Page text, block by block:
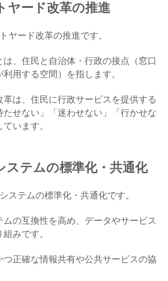
ード改革の推進
ヤード改革の推進です。
、住民と自治体・行政の接点（窓口
用する空間）を指します。
は、住民に行政サービスを提供する
たせない」「迷わせない」「行かせな
います。
テムの標準化・共通化
ステムの標準化・共通化です。
の互換性を高め、データやサービス
みです。
正確な情報共有や公共サービスの協